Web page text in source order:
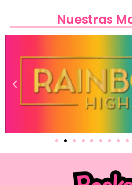
Nuestras